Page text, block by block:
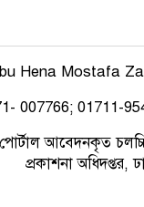
Hena Mostafa
007766; 01711-
আবেদনকৃত চ
প্রকাশনা অধিদপ্তর,